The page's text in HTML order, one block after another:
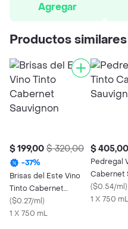
Agregar
Productos
$ 199,00 $ 320,00
-37%
Brisas del Este Vino
Tinto Cabernet
Sauvignon
($0.27/ml)
1 X 750 mL
$ 405,00
Pedregal
Cabernet
($0.54/ml)
1 X 750 mL